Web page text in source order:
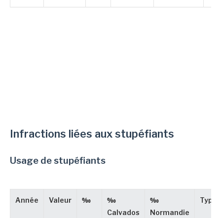
Infractions liées aux stupéfiants
Usage de stupéfiants
Année Valeur ‰
‰
Calvados
‰
Normandie
Type